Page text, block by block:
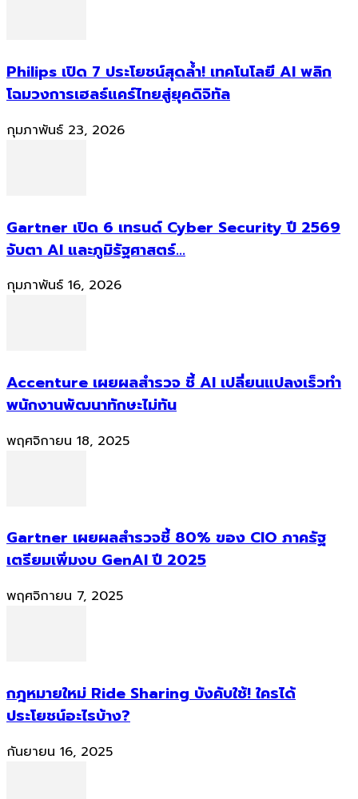
Philips เปิด 7 ประโยชน์สุดล้ำ! เทคโนโลยี AI พลิก
โฉมวงการเฮลธ์แคร์ไทยสู่ยุคดิจิทัล
กุมภาพันธ์ 23, 2026
Gartner เปิด 6 เทรนด์ Cyber Security ปี 2569
จับตา AI และภูมิรัฐศาสตร์...
กุมภาพันธ์ 16, 2026
Accenture เผยผลสำรวจ ชี้ AI เปลี่ยนแปลงเร็วทำ
พนักงานพัฒนาทักษะไม่ทัน
พฤศจิกายน 18, 2025
Gartner เผยผลสำรวจชี้ 80% ของ CIO ภาครัฐ
เตรียมเพิ่มงบ GenAI ปี 2025
พฤศจิกายน 7, 2025
กฎหมายใหม่ Ride Sharing บังคับใช้! ใครได้
ประโยชน์อะไรบ้าง?
กันยายน 16, 2025